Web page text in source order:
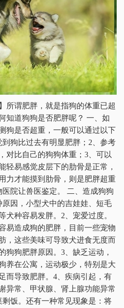
所谓肥胖，就是指狗的体重已超
知道狗狗是否肥胖呢？ 一、如
狗是否超重，一般可以通过以下
狗比过去有明显肥胖；2、参考
对比自己的狗狗体重；3、可以
轻易感觉皮层下的肋骨是正常，
力才能摸到肋骨，则是肥胖超重
院让兽医鉴定。 二、造成狗狗
因，小型犬中的吉娃娃、短毛
犬种容易发胖。2、宠爱过度。
易造成狗的肥胖，目前一些宠物
，这些美味可导致犬进食无度而
狗狗肥胖原因。3、缺乏运动，
养在公寓，运动极少，特别是大
而导致肥胖。4、疾病引起，有
异常、甲状腺、肾上腺功能异常
饭。还有一种常见现象是：将